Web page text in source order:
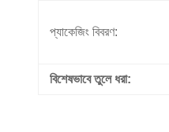
প্যাকেজিং বিবরণ:
বিশেষভাবে তুলে ধরা: